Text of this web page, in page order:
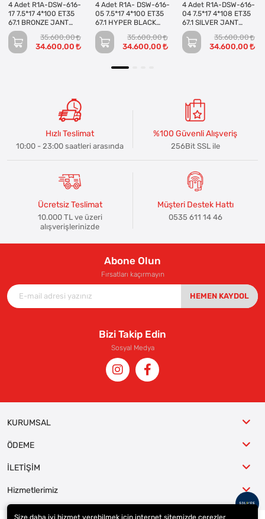
4 Adet R1A-DSW-616-
17 7.5*17 4*100 ET35
67.1 BRONZE JANT
(Takım)
35.600,00
34.600,00
4 Adet R1A- DSW-616-
05 7.5*17 4*100 ET35
67.1 HYPER BLACK
JANT (Takım)
35.600,00
34.600,00
4 Adet R1A-DSW-616-
04 7.5*17 4*108 ET35
67.1 SILVER JANT
(Takım)
35.600,00
34.600,00
Hızlı Teslimat
10:00 - 23:00 saatleri arasında
%100 Güvenli Alışveriş
256Bit SSL ile
Ücretsiz Teslimat
10.000 TL ve üzeri
alışverişlerinizde
Müşteri Destek Hattı
0535 611 14 46
Abone Olun
Fırsatları kaçırmayın
HEMEN KAYDOL
Bizi Takip Edin
Sosyal Medya
KURUMSAL
ÖDEME
İLETİŞİM
Hizmetlerimiz
Size daha iyi hizmet verebilmek için internet sitemizde çerezler